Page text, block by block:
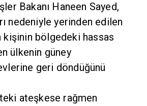
Bakanı Haneen Sayed,
nedeniyle yerinden edilen
kişinin bölgedeki hassas
ülkenin güney
geri döndüğünü
ateşkese rağmen